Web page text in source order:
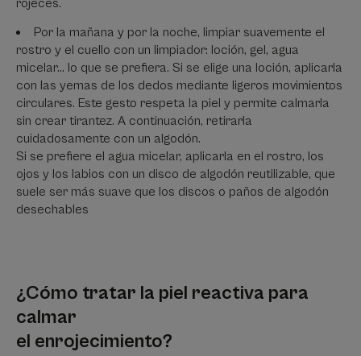
rojeces.
Por la mañana y por la noche, limpiar suavemente el
rostro y el cuello con un limpiador: loción, gel, agua
micelar... lo que se prefiera. Si se elige una loción, aplicarla
con las yemas de los dedos mediante ligeros movimientos
circulares. Este gesto respeta la piel y permite calmarla
sin crear tirantez. A continuación, retirarla
cuidadosamente con un algodón.
Si se prefiere el agua micelar, aplicarla en el rostro, los
ojos y los labios con un disco de algodón reutilizable, que
suele ser más suave que los discos o paños de algodón
desechables
¿Cómo tratar la piel reactiva para
calmar
el enrojecimiento?